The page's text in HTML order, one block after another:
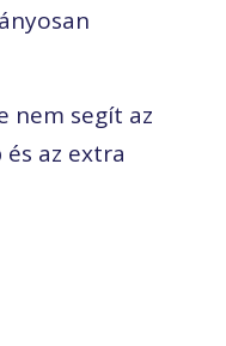
nem segít az
az extra